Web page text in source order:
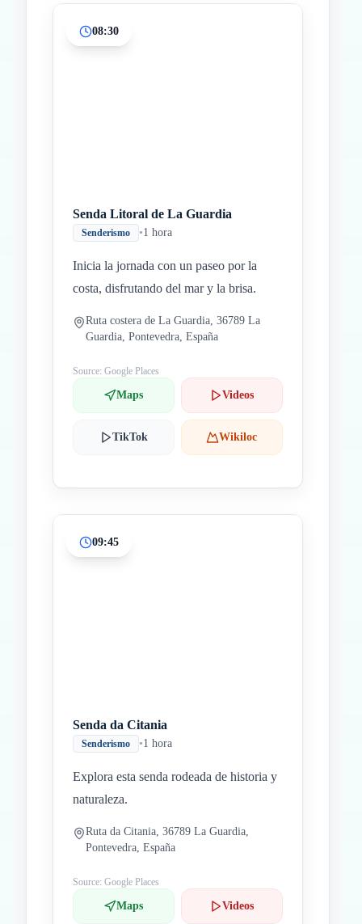
08:30
Senda Litoral de La Guardia
Senderismo •1 hora
Inicia la jornada con un paseo por la
costa, disfrutando del mar y la brisa.
Ruta costera de La Guardia, 36789 La
Guardia, Pontevedra, España
Source: Google Places
Maps Videos
TikTok Wikiloc
09:45
Senda da Citania
Senderismo •1 hora
Explora esta senda rodeada de historia y
naturaleza.
Ruta da Citania, 36789 La Guardia,
Pontevedra, España
Source: Google Places
Maps Videos